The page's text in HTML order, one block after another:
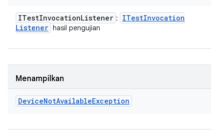
ITestInvocationListener : ITestInvocation
Listener hasil pengujian
Menampilkan
DeviceNotAvailableException